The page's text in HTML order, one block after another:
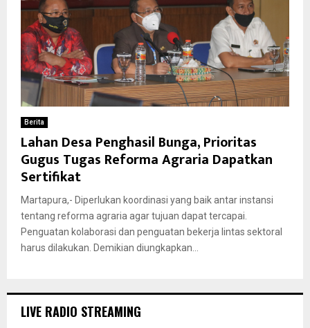
Berita
Lahan Desa Penghasil Bunga, Prioritas
Gugus Tugas Reforma Agraria Dapatkan
Sertifikat
Martapura,- Diperlukan koordinasi yang baik antar instansi
tentang reforma agraria agar tujuan dapat tercapai.
Penguatan kolaborasi dan penguatan bekerja lintas sektoral
harus dilakukan. Demikian diungkapkan...
LIVE RADIO STREAMING